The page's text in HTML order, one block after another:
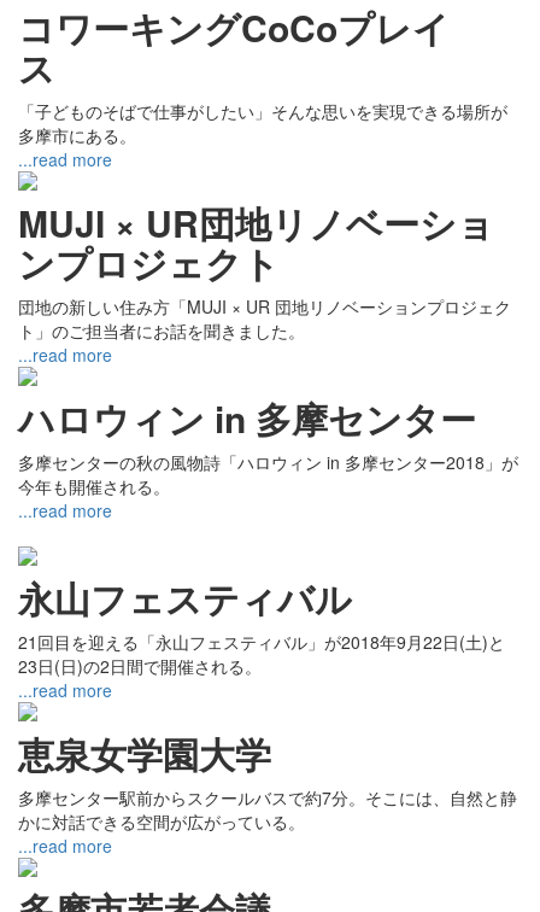
コワーキングCoCoプレイ
ス
「子どものそばで仕事がしたい」そんな思いを実現できる場所が
多摩市にある。
...read more
MUJI × UR団地リノベーショ
ンプロジェクト
団地の新しい住み方「MUJI × UR 団地リノベーションプロジェク
ト」のご担当者にお話を聞きました。
...read more
ハロウィン in 多摩センター
多摩センターの秋の風物詩「ハロウィン in 多摩センター2018」が
今年も開催される。
...read more
永山フェスティバル
21回目を迎える「永山フェスティバル」が2018年9月22日(土)と
23日(日)の2日間で開催される。
...read more
恵泉女学園大学
多摩センター駅前からスクールバスで約7分。そこには、自然と静
かに対話できる空間が広がっている。
...read more